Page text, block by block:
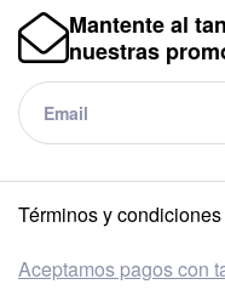
Mantente al
nuestras
Términos y condiciones
Aceptamos pagos con